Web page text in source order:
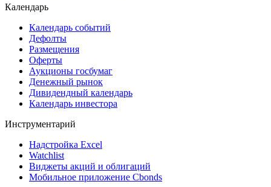
Календарь
Календарь событий
Дефолты
Размещения
Оферты
Аукционы госбумаг
Денежный рынок
Дивидендный календарь
Календарь инвестора
Инструментарий
Надстройка Excel
Watchlist
Виджеты акций и облигаций
Мобильное приложение Cbonds